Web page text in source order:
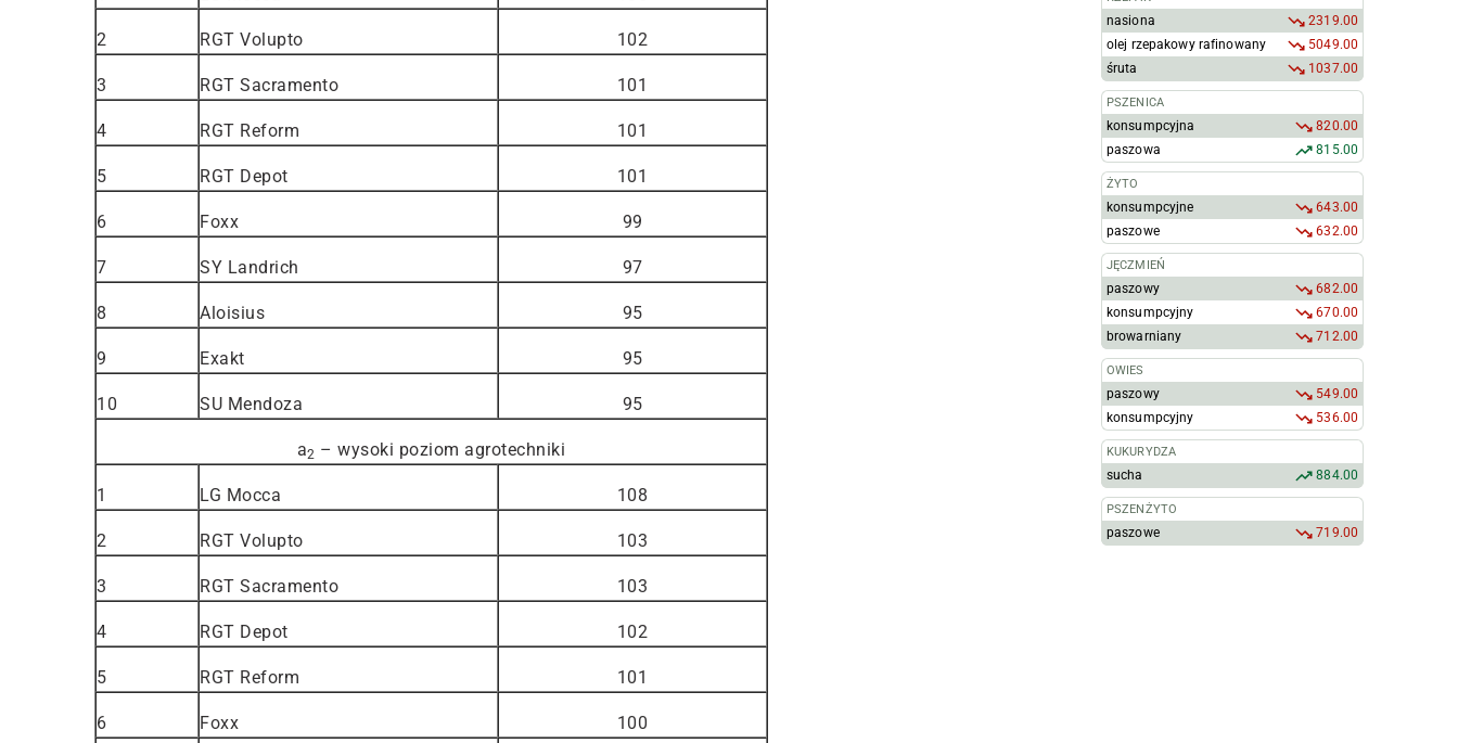
2 RGT Volupto 102
3 RGT Sacramento 101
4 RGT Reform 101
5 RGT Depot 101
6 Foxx 99
7 SY Landrich 97
8 Aloisius 95
9 Exakt 95
10 SU Mendoza 95
a2 – wysoki poziom agrotechniki
1 LG Mocca 108
2 RGT Volupto 103
3 RGT Sacramento 103
4 RGT Depot 102
5 RGT Reform 101
6 Foxx 100
nasiona
2319.00
olej rzepakowy rafinowany
5049.00
śruta
1037.00
PSZENICA
konsumpcyjna
820.00
paszowa
815.00
ŻYTO
konsumpcyjne
643.00
paszowe
632.00
JĘCZMIEŃ
paszowy
682.00
konsumpcyjny
670.00
browarniany
712.00
OWIES
paszowy
549.00
konsumpcyjny
536.00
KUKURYDZA
sucha 884.00
PSZENŻYTO
paszowe 719.00